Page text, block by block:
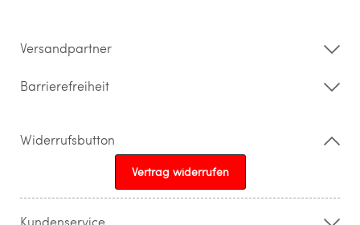
Versandpartner
Barrierefreiheit
Widerrufsbutton
Vertrag widerrufen
Kundenservice